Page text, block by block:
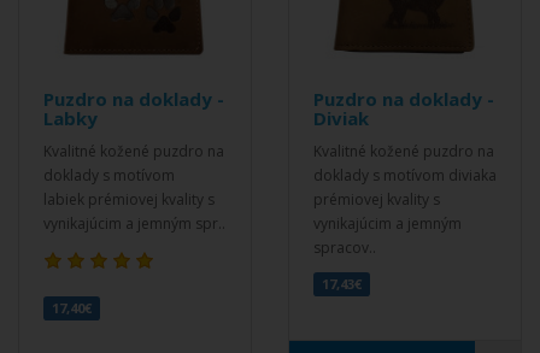
Puzdro na doklady -
Labky
Kvalitné kožené puzdro na
doklady s motívom
labiek prémiovej kvality s
vynikajúcim a jemným spr..
17,40€
Puzdro na doklady -
Diviak
Kvalitné kožené puzdro na
doklady s motívom diviaka
prémiovej kvality s
vynikajúcim a jemným
spracov..
17,43€